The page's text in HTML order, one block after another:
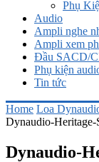
Phụ
Audio
Ampli nghe
Ampli xem
Đầu SACD/
Phụ kiện
Tin tức
Home Loa
Dynaudio-Heritage-
Dynaudio-